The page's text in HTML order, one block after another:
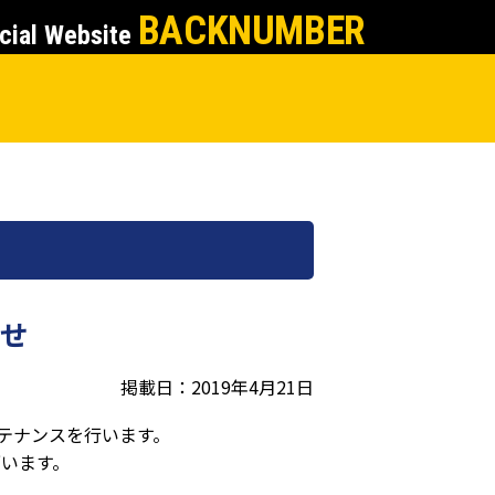
Website BACKNUMBER
掲載日：2019年4月21日
ンスを行います。
ます。